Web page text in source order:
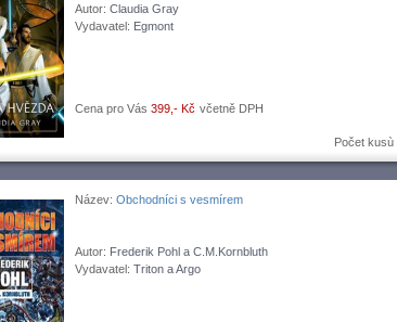
Autor: Claudia Gray
Vydavatel: Egmont
Cena pro Vás 399,- Kč včetně DPH
Počet kusù
Název: Obchodníci s vesmírem
Autor: Frederik Pohl a C.M.Kornbluth
Vydavatel: Triton a Argo